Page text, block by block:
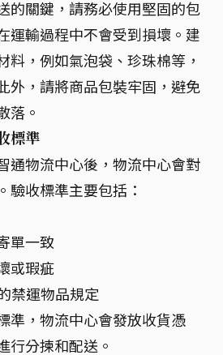
的關鍵，請務必使用堅固的包
運輸過程中不會受到損壞。建
料，例如氣泡袋、珍珠棉等，
外，請將商品包裝牢固，避免
落。
標準
通物流中心後，物流中心會對
驗收標準主要包括：
單一致
或瑕疵
禁運物品規定
準，物流中心會發放收貨憑
行分揀和配送。